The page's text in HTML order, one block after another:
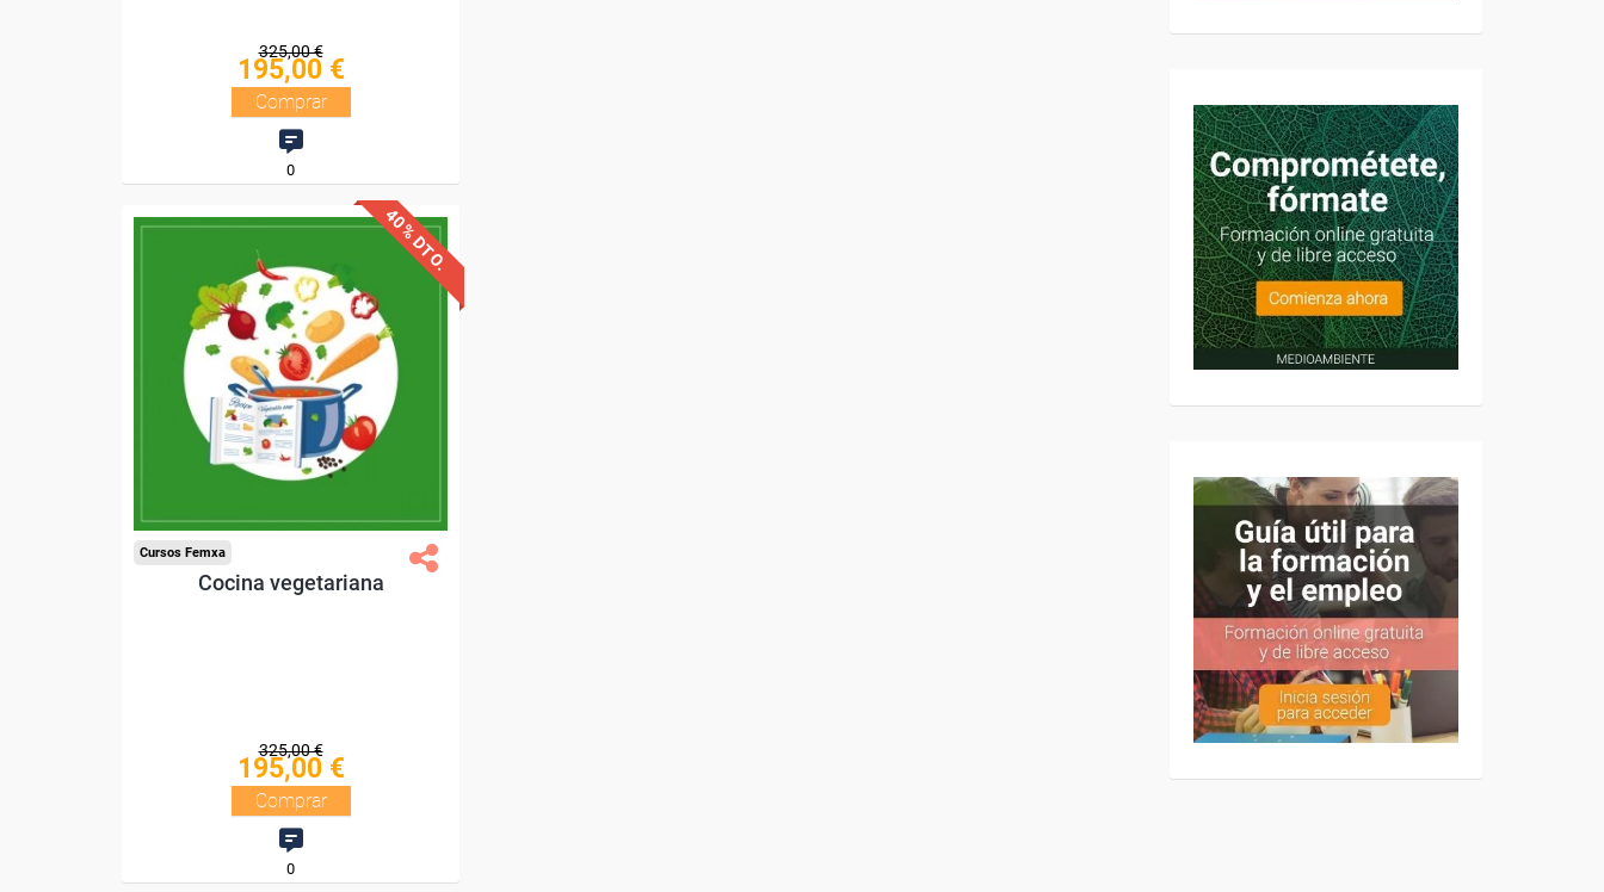
325,00 €
195,00 €
Comprar
0
Descuentos especiales
Sin requisitos de acceso
Diploma.
Compra segura
40% DTO.
Cursos Femxa
Cocina vegetariana
325,00 €
195,00 €
Comprar
0